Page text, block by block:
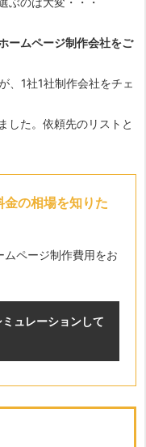
ームページ制作会社をご
、1社1社制作会社をチェ
した。依頼先のリストと
金の相場を知りた
ページ制作費用をお
ュレーションして